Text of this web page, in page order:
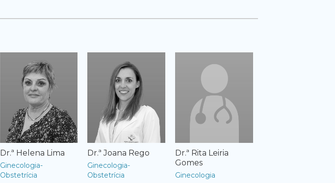
Dr.ª Helena Lima
Ginecologia-
Obstetrícia
Dr.ª Joana Rego
Ginecologia-
Obstetrícia
Dr.ª Rita Leiria
Gomes
Ginecologia